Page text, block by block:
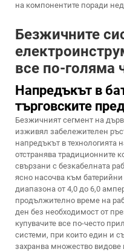
на компонентите поради
Безжичните
все по-голяма
Напредъкът в
търговските
Безжичният сегмент на
изживял забележителен
напредъкът в технологията
отстранява традиционните
свързани с безкабелната
ясно насочва към
диапазона от 4,0 до 6,0
продължително време на
ден без необходимост от
купувачите все по-често
системи, при които един и
захранва множество